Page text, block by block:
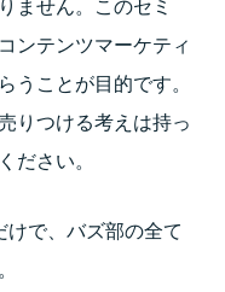
ません。このセミ
ンテンツマーケティ
うことが目的です。
りつける考えは持っ
ださい。
けで、バズ部の全て